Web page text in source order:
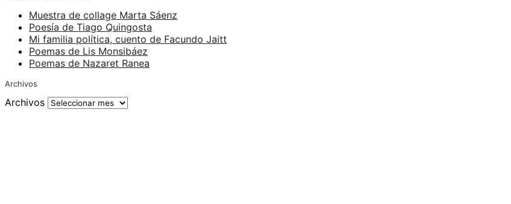
Muestra de collage Marta Sáenz
Poesía de Tiago Quingosta
Mi familia política, cuento de Facundo Jaitt
Poemas de Lis Monsibáez
Poemas de Nazaret Ranea
Archivos
Archivos